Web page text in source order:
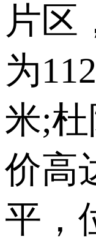
片区
为
米;
价高
平，